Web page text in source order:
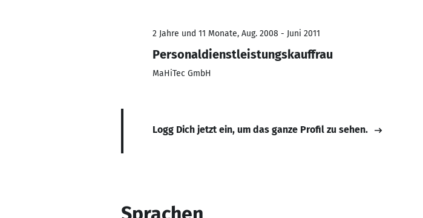
2 Jahre und 11 Monate, Aug. 2008 - Juni 2011
Personaldienstleistungskauffrau
MaHiTec GmbH
Logg Dich jetzt ein, um das ganze Profil zu sehen.